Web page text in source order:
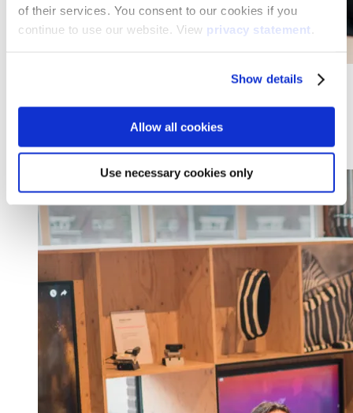
of their services. You consent to our cookies if you
continue to use our website. View privacy statement.
Show details
Allow all cookies
Use necessary cookies only
Bildungtrends 2026: Technologie, die Lernen und Lehren